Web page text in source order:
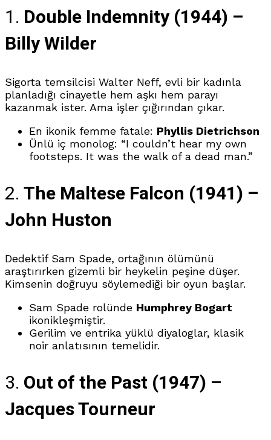
1. Double Indemnity (1944) –
Billy Wilder
Sigorta temsilcisi Walter Neff, evli bir kadınla
planladığı cinayetle hem aşkı hem parayı
kazanmak ister. Ama işler çığırından çıkar.
En ikonik femme fatale: Phyllis Dietrichson
Ünlü iç monolog: “I couldn’t hear my own
footsteps. It was the walk of a dead man.”
2. The Maltese Falcon (1941) –
John Huston
Dedektif Sam Spade, ortağının ölümünü
araştırırken gizemli bir heykelin peşine düşer.
Kimsenin doğruyu söylemediği bir oyun başlar.
Sam Spade rolünde Humphrey Bogart
ikonikleşmiştir.
Gerilim ve entrika yüklü diyaloglar, klasik
noir anlatısının temelidir.
3. Out of the Past (1947) –
Jacques Tourneur